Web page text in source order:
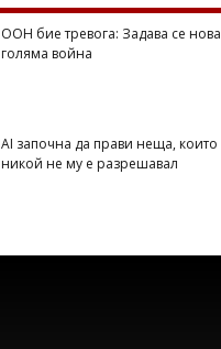
ООН бие тревога: Задава се нова
голяма война
AI започна да прави неща, които
никой не му е разрешавал